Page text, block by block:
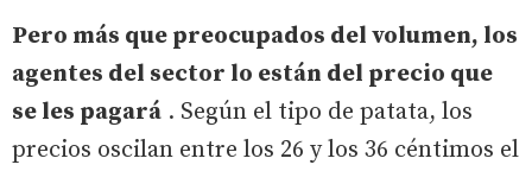
Pero más que preocupados del volumen, los
agentes del sector lo están del precio que
se les pagará . Según el tipo de patata, los
precios oscilan entre los 26 y los 36 céntimos el